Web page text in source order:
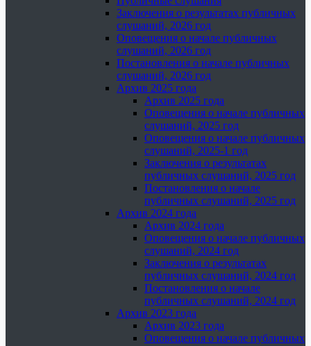
Заключения о результатах публичных
слушаний, 2026 год
Оповещения о начале публичных
слушаний, 2026 год
Постановления о начале публичных
слушаний, 2026 год
Архив 2025 года
Архив 2025 года
Оповещения о начале публичных
слушаний, 2025 год
Оповещения о начале публичных
слушаний, 2025-1 год
Заключения о результатах
публичных слушаний, 2025 год
Постановления о начале
публичных слушаний, 2025 год
Архив 2024 года
Архив 2024 года
Оповещения о начале публичных
слушаний, 2024 год
Заключения о результатах
публичных слушаний, 2024 год
Постановления о начале
публичных слушаний, 2024 год
Архив 2023 года
Архив 2023 года
Оповещения о начале публичных